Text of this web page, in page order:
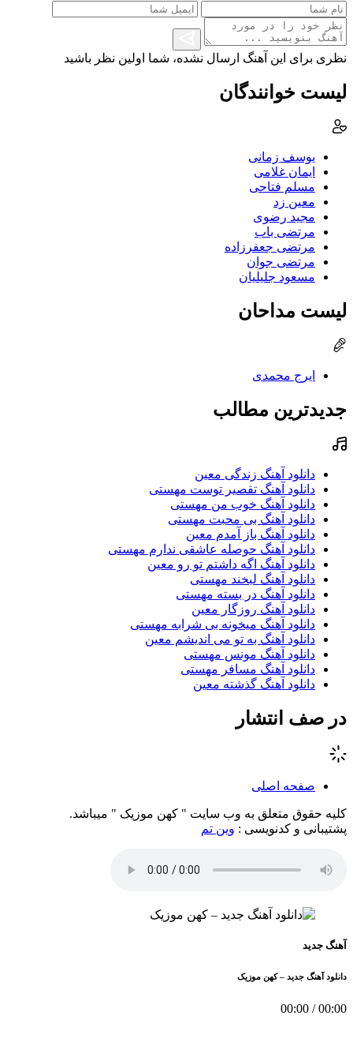
نظری برای این آهنگ ارسال نشده، شما اولین نظر باشید
لیست خوانندگان
یوسف زمانی
ایمان غلامی
مسلم فتاحی
معین زد
مجید رضوی
مرتضی باب
مرتضی جعفرزاده
مرتضی جوان
مسعود جلیلیان
لیست مداحان
ایرج محمدی
جدیدترین مطالب
دانلود آهنگ زندگی معین
دانلود آهنگ تقصیر توست مهستی
دانلود آهنگ خوب من مهستی
دانلود آهنگ بی محبت مهستی
دانلود آهنگ باز آمدم معین
دانلود آهنگ حوصله عاشقی ندارم مهستی
دانلود آهنگ اگه داشتم تو رو معین
دانلود آهنگ لبخند مهستی
دانلود آهنگ در بسته مهستی
دانلود آهنگ روزگار معین
دانلود آهنگ میخونه بی شرابه مهستی
دانلود آهنگ به تو می اندیشم معین
دانلود آهنگ مونس مهستی
دانلود آهنگ مسافر مهستی
دانلود آهنگ گذشته معین
در صف انتشار
صفحه اصلی
کلیه حقوق متعلق به وب سایت " کهن موزیک " میباشد.
پشتیبانی و کدنویسی : وین تم
آهنگ جدید
دانلود آهنگ جدید – کهن موزیک
00:00
/
00:00